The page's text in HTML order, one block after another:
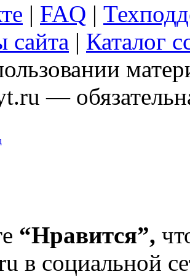
| FAQ |
сайта | Каталог
—
“Нравится”,
в социальной